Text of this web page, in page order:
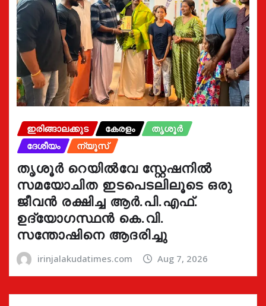
ഇരിങ്ങാലക്കുട കേരളം
തൃശൂർ
ദേശീയം
ന്യൂസ്
തൃശൂർ റെയിൽവേ സ്റ്റേഷനിൽ
സമയോചിത ഇടപെടലിലൂടെ ഒരു
ജീവൻ രക്ഷിച്ച ആർ.പി.എഫ്.
ഉദ്യോഗസ്ഥൻ കെ.വി.
സന്തോഷിനെ ആദരിച്ചു
irinjalakudatimes.com Aug 7, 2026